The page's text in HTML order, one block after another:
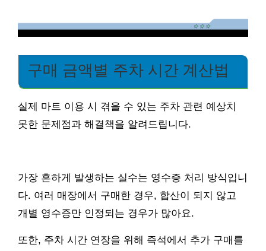
구매 금액별 주차 시간 계산법
실제 마트 이용 시 겪을 수 있는 주차 관련 예상치
못한 문제점과 해결책을 알려드립니다.
가장 흔하게 발생하는 실수는 영수증 처리 방식입니
다. 여러 매장에서 구매한 경우, 합산이 되지 않고
개별 영수증만 인정되는 경우가 많아요.
또한, 주차 시간 연장을 위해 즉석에서 추가 구매를